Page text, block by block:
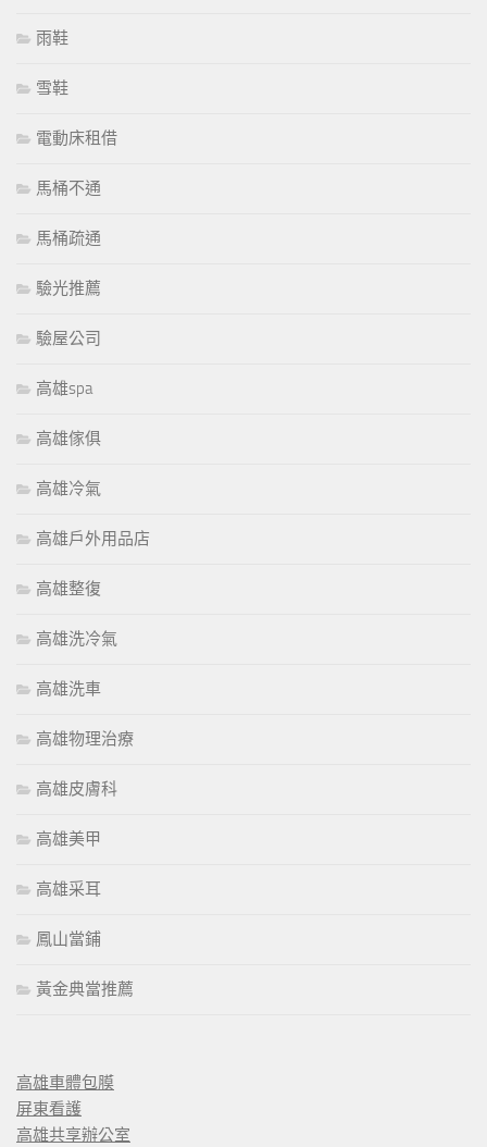
雨鞋
雪鞋
電動床租借
馬桶不通
馬桶疏通
驗光推薦
驗屋公司
高雄spa
高雄傢俱
高雄冷氣
高雄戶外用品店
高雄整復
高雄洗冷氣
高雄洗車
高雄物理治療
高雄皮膚科
高雄美甲
高雄采耳
鳳山當鋪
黃金典當推薦
高雄車體包膜
屏東看護
高雄共享辦公室